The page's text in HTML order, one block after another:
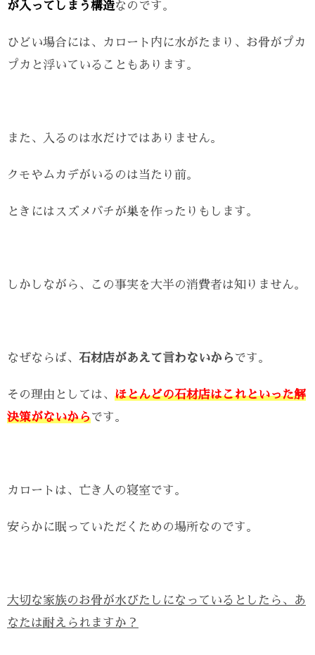
が入ってしまう構造なのです。
ひどい場合には、カロート内に水がたまり、お骨がプカ
プカと浮いていることもあります。
また、入るのは水だけではありません。
クモやムカデがいるのは当たり前。
ときにはスズメバチが巣を作ったりもします。
しかしながら、この事実を大半の消費者は知りません。
なぜならば、 石材店があえて言わないから です。
その理由としては、 ほとんどの石材店はこれといった解
決策がないからです。
カロートは、亡き人の寝室です。
安らかに眠っていただくための場所なのです。
大切な家族のお骨が水びたしになっているとしたら、あ
なたは耐えられますか？